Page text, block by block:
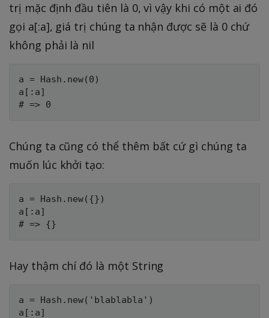
trị mặc định đầu tiên là 0, vì vậy khi có một ai đó
gọi a[:a], giá trị chúng ta nhận được sẽ là 0 chứ
không phải là nil
a = Hash.new(0)
a[:a]
Chúng ta cũng có thể thêm bất cứ gì chúng ta
muốn lúc khởi tạo:
a = Hash.new({})
a[:a]
Hay thậm chí đó là một String
a = Hash.new('blablabla')
a[:a]